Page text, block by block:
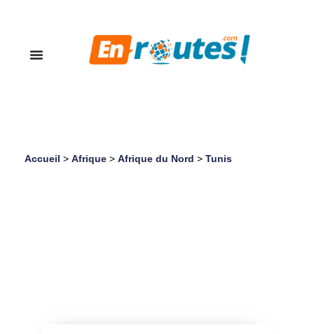
Accueil > Afrique > Afrique du Nord > Tunis